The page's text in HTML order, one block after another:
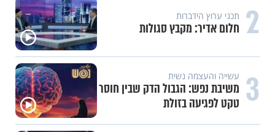
2 תכני ערוץ הידברות
חלום אדיר: מקבץ סגולות
3 עשייה והעצמה נשית
משיבת נפש: הגבול הדק שבין חוסר
טקט לפגיעה בזולת